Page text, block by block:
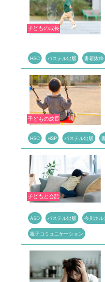
子どもの成長
HSC パステル出版 書籍抜粋
子どもの成長
HSC HSP パステル出版
子どもと会話
ASD パステル出版 今川ホル
親子コミュニケーション